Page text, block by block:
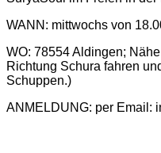
WANN: mittwochs von
WO: 78554 Aldingen;
Richtung Schura fahren
Schuppen.)
ANMELDUNG: per Email: